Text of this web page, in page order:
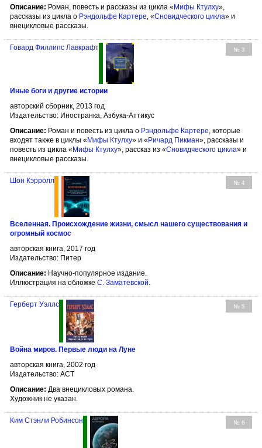
Описание: Роман, повесть и рассказы из цикла «Мифы Ктулху»,
рассказы из цикла о Рэндольфе Картере , «Сновидческого цикла» и
внецикловые рассказы.
№ 3
Говард Филлипс Лавкрафт
Иные боги и другие истории
авторский сборник, 2013 год
Издательство: Иностранка, Азбука-Аттикус
Описание: Роман и повесть из цикла о Рэндольфе Картере, которые
входят также в циклы « Мифы Ктулху» и « Ричард Пикман», рассказы и
повесть из цикла « Мифы Ктулху», рассказ из «Сновидческого цикла» и
внецикловые рассказы.
№ 4
Шон Кэрролл
Вселенная. Происхождение жизни, смысл нашего существования и
огромный космос
авторская книга, 2017 год
Издательство: Питер
Описание: Научно-популярное издание.
Иллюстрация на обложке С. Заматевской
№ 5
Герберт Уэллс
Война миров. Первые люди на Луне
авторская книга, 2002 год
Издательство: АСТ
Описание: Два внецикловых романа.
Художник не указан.
№ 6
Ким Стэнли Робинсон